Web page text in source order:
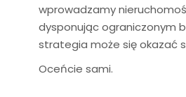
wprowadzamy
dysponując ograniczonym
strategia może się okazać
Oceńcie sami.